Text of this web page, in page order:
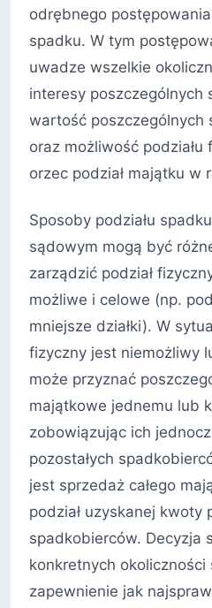
odrębnego
spadku. W tym
uwadze wszelkie
interesy poszczególnych
wartość poszczególnych
oraz możliwość podziału
orzec podział majątku w
Sposoby podziału
sądowym mogą być
zarządzić podział
możliwe i celowe (np.
mniejsze działki). W
fizyczny jest niemożliwy
może przyznać
majątkowe jednemu lub
zobowiązując ich
pozostałych
jest sprzedaż całego
podział uzyskanej kwoty
spadkobierców. Decyzja
konkretnych
zapewnienie jak